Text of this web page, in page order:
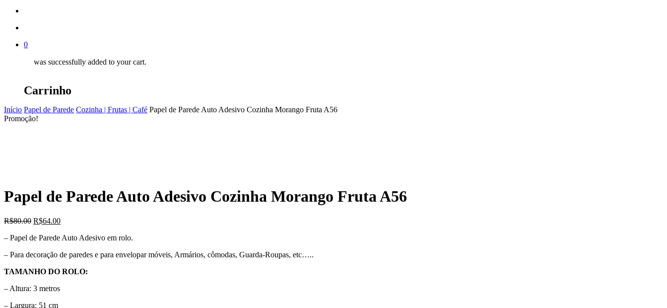
0
was successfully added to your cart.
Carrinho
Início Papel de Parede Cozinha | Frutas | Café Papel de Parede Auto Adesivo Cozinha Morango Fruta A56
Promoção!
Papel de Parede Auto Adesivo Cozinha Morango Fruta A56
R$80.00 O
original
R$80.00.
R$64.00O
atual
R$64.00.
– Papel de Parede Auto Adesivo em rolo.
– Para decoração de paredes e para envelopar móveis, Armários, cômodas, Guarda-Roupas, etc…..
TAMANHO DO ROLO:
– Altura: 3 metros
– Largura: 51 cm